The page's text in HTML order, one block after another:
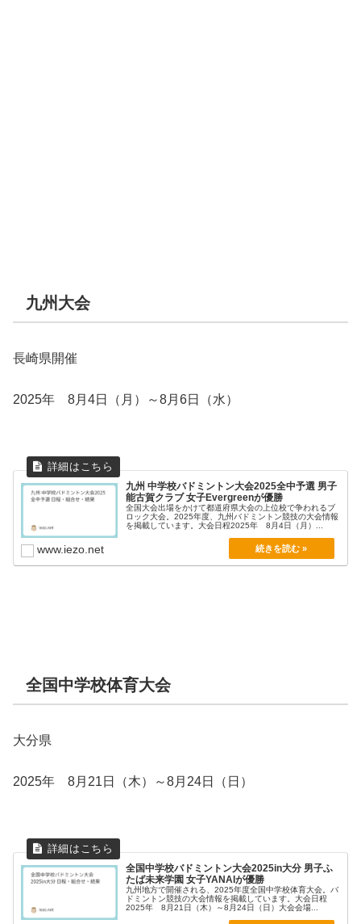
九州大会
長崎県開催
2025年 8月4日（月）～8月6日（水）
九州 中学校バドミントン大会2025全中予選 男子
能古賀クラブ 女子Evergreenが優勝
全国大会出場をかけて都道府県大会の上位校で争われるブ
ロック大会。2025年度、九州バドミントン競技の大会情報
を掲載しています。大会日程2025年 8月4日（月）...
www.iezo.net
全国中学校体育大会
大分県
2025年 8月21日（木）～8月24日（日）
全国中学校バドミントン大会2025in大分 男子ふ
たば未来学園 女子YANAIが優勝
九州地方で開催される、2025年度全国中学校体育大会。バ
ドミントン競技の大会情報を掲載しています。大会日程
2025年 8月21日（木）～8月24日（日）大会会場...